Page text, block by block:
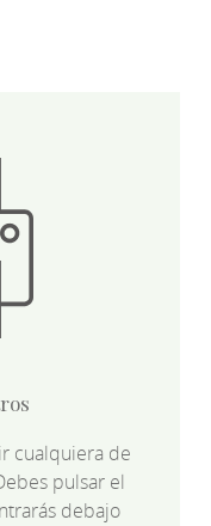
cualquiera de
pulsar el
debajo